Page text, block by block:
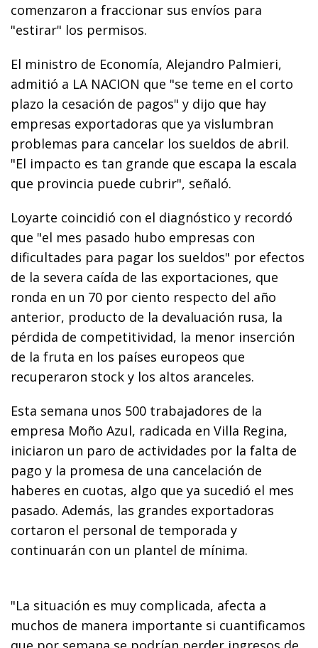
comenzaron a fraccionar sus envíos para
"estirar" los permisos.
El ministro de Economía, Alejandro Palmieri,
admitió a LA NACION que "se teme en el corto
plazo la cesación de pagos" y dijo que hay
empresas exportadoras que ya vislumbran
problemas para cancelar los sueldos de abril.
"El impacto es tan grande que escapa la escala
que provincia puede cubrir", señaló.
Loyarte coincidió con el diagnóstico y recordó
que "el mes pasado hubo empresas con
dificultades para pagar los sueldos" por efectos
de la severa caída de las exportaciones, que
ronda en un 70 por ciento respecto del año
anterior, producto de la devaluación rusa, la
pérdida de competitividad, la menor inserción
de la fruta en los países europeos que
recuperaron stock y los altos aranceles.
Esta semana unos 500 trabajadores de la
empresa Moño Azul, radicada en Villa Regina,
iniciaron un paro de actividades por la falta de
pago y la promesa de una cancelación de
haberes en cuotas, algo que ya sucedió el mes
pasado. Además, las grandes exportadoras
cortaron el personal de temporada y
continuarán con un plantel de mínima.
"La situación es muy complicada, afecta a
muchos de manera importante si cuantificamos